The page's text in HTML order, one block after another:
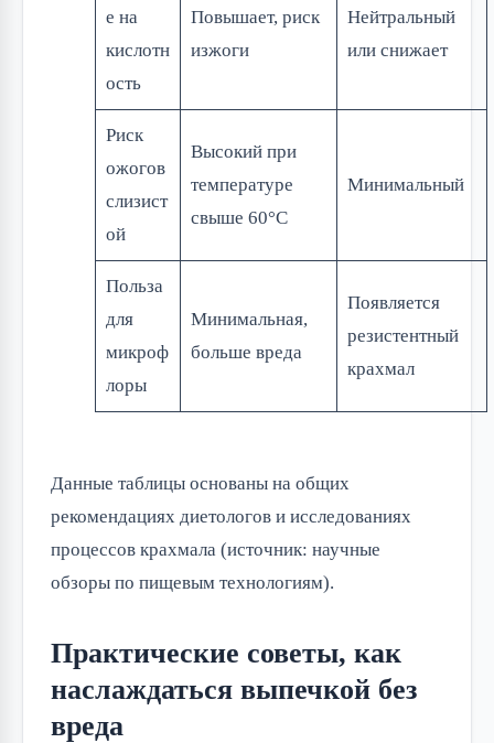
е на
кислотн
ость
Повышает, риск
изжоги
Нейтральный
или снижает
Риск
ожогов
слизист
ой
Высокий при
температуре
свыше 60°C
Минимальный
Польза
для
микроф
лоры
Минимальная,
больше вреда
Появляется
резистентный
крахмал
Данные таблицы основаны на общих
рекомендациях диетологов и исследованиях
процессов крахмала (источник: научные
обзоры по пищевым технологиям).
Практические советы, как
наслаждаться выпечкой без
вреда